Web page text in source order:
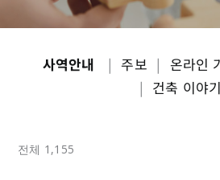
사역안내 | 주보 | 온라인
| 건축 이야기
전체 1,155